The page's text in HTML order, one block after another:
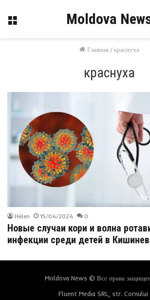
Меню Moldova
Главная / краснуха
краснуха
Helen 15/04/2024 0
Новые случаи кори и волна
инфекции среди детей в
Moldova News © Все права
Fluent Media SRL, str.